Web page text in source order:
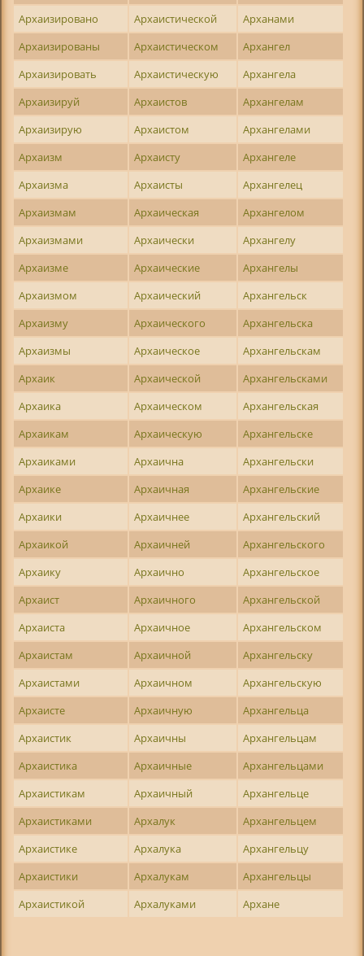
Архаизировано
Архаистической
Арханами
Архаизированы
Архаистическом
Архангел
Архаизировать
Архаистическую
Архангела
Архаизируй
Архаистов
Архангелам
Архаизирую
Архаистом
Архангелами
Архаизм
Архаисту
Архангеле
Архаизма
Архаисты
Архангелец
Архаизмам
Архаическая
Архангелом
Архаизмами
Архаически
Архангелу
Архаизме
Архаические
Архангелы
Архаизмом
Архаический
Архангельск
Архаизму
Архаического
Архангельска
Архаизмы
Архаическое
Архангельскам
Архаик
Архаической
Архангельсками
Архаика
Архаическом
Архангельская
Архаикам
Архаическую
Архангельске
Архаиками
Архаична
Архангельски
Архаике
Архаичная
Архангельские
Архаики
Архаичнее
Архангельский
Архаикой
Архаичней
Архангельского
Архаику
Архаично
Архангельское
Архаист
Архаичного
Архангельской
Архаиста
Архаичное
Архангельском
Архаистам
Архаичной
Архангельску
Архаистами
Архаичном
Архангельскую
Архаисте
Архаичную
Архангельца
Архаистик
Архаичны
Архангельцам
Архаистика
Архаичные
Архангельцами
Архаистикам
Архаичный
Архангельце
Архаистиками
Архалук
Архангельцем
Архаистике
Архалука
Архангельцу
Архаистики
Архалукам
Архангельцы
Архаистикой
Архалуками Архане